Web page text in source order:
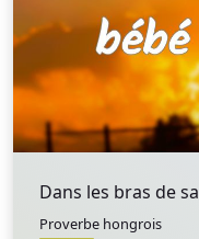
Dans les bras de
Proverbe hongrois